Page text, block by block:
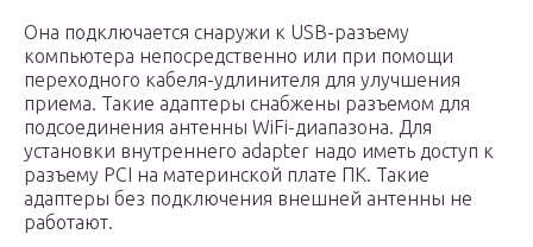
Она подключается снаружи к USB-разъему
компьютера непосредственно или при помощи
переходного кабеля-удлинителя для улучшения
приема. Такие адаптеры снабжены разъемом для
подсоединения антенны WiFi-диапазона. Для
установки внутреннего adapter надо иметь доступ к
разъему PCI на материнской плате ПК. Такие
адаптеры без подключения внешней антенны не
работают.